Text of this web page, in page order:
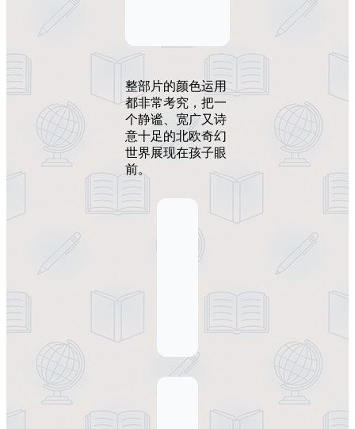
整部片的颜色运用
都非常考究，把一
个静谧、宽广又诗
意十足的北欧奇幻
世界展现在孩子眼
前。